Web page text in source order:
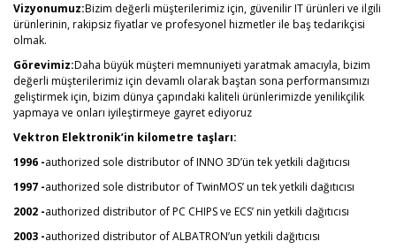
Vizyonumuz:Bizim değerli müşterilerimiz için, güvenilir IT ürünleri ve ilgili
ürünlerinin, rakipsiz fiyatlar ve profesyonel hizmetler ile baş tedarikçisi
olmak.
Görevimiz:Daha büyük müşteri memnuniyeti yaratmak amacıyla, bizim
değerli müşterilerimiz için devamlı olarak baştan sona performansımızı
geliştirmek için, bizim dünya çapındaki kaliteli ürünlerimizde yenilikçilik
yapmaya ve onları iyileştirmeye gayret ediyoruz
Vektron Elektronik’in kilometre taşları:
1996 -authorized sole distributor of INNO 3D’ün tek yetkili dağıtıcısı
1997 -authorized sole distributor of TwinMOS’ un tek yetkili dağıtıcısı
2002 -authorized distributor of PC CHIPS ve ECS’ nin yetkili dağıtıcısı
2003 -authorized distributor of ALBATRON’un yetkili dağıtıcısı